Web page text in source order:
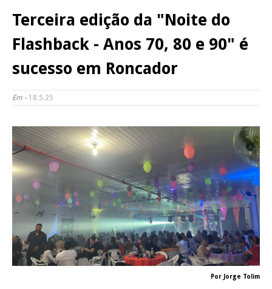
Terceira edição da "Noite do
Flashback - Anos 70, 80 e 90" é
sucesso em Roncador
Em - 18.5.25
Por Jorge Tolim